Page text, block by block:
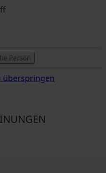
Person
überspringen